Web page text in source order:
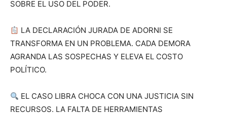
SOBRE EL USO DEL PODER.
LA DECLARACIÓN JURADA DE ADORNI SE
TRANSFORMA EN UN PROBLEMA. CADA DEMORA
AGRANDA LAS SOSPECHAS Y ELEVA EL COSTO
POLÍTICO.
EL CASO LIBRA CHOCA CON UNA JUSTICIA SIN
RECURSOS. LA FALTA DE HERRAMIENTAS